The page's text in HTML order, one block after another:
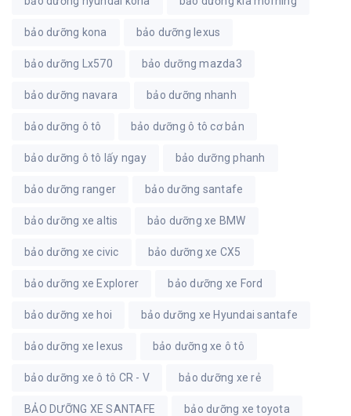
bảo dưỡng kona bảo dưỡng lexus
bảo dưỡng Lx570 bảo dưỡng mazda3
bảo dưỡng navara bảo dưỡng nhanh
bảo dưỡng ô tô bảo dưỡng ô tô cơ bản
bảo dưỡng ô tô lấy ngay bảo dưỡng phanh
bảo dưỡng ranger bảo dưỡng santafe
bảo dưỡng xe altis bảo dưỡng xe BMW
bảo dưỡng xe civic bảo dưỡng xe CX5
bảo dưỡng xe Explorer bảo dưỡng xe Ford
bảo dưỡng xe hoi bảo dưỡng xe Hyundai santafe
bảo dưỡng xe lexus bảo dưỡng xe ô tô
bảo dưỡng xe ô tô CR - V bảo dưỡng xe rẻ
BẢO DƯỠNG XE SANTAFE bảo dưỡng xe toyota